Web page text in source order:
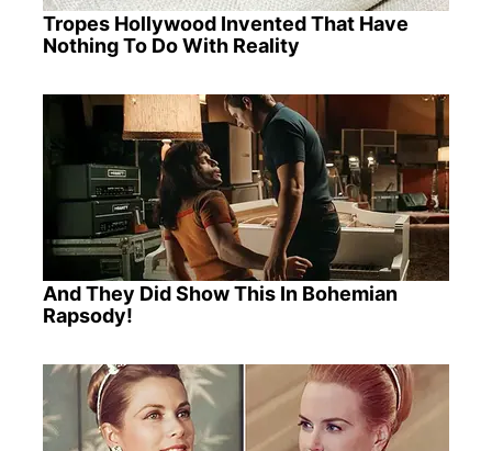
Tropes Hollywood Invented That Have
Nothing To Do With Reality
And They Did Show This In Bohemian
Rapsody!